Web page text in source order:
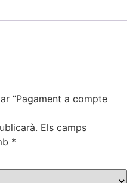
“Pagament a compte
Els camps
*